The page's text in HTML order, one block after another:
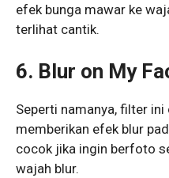
efek bunga mawar ke
terlihat cantik.
6. Blur on My
Seperti namanya, filter
memberikan efek blur
cocok jika ingin berfoto
wajah blur.